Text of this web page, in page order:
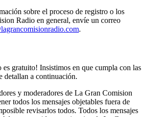
sobre el proceso de registro o los
Radio en general, envíe un correo
.
es gratuito! Insistimos en que cumpla con las
detallan a continuación.
y moderadores de La Gran Comision
todos los mensajes objetables fuera de
revisarlos todos. Todos los mensajes